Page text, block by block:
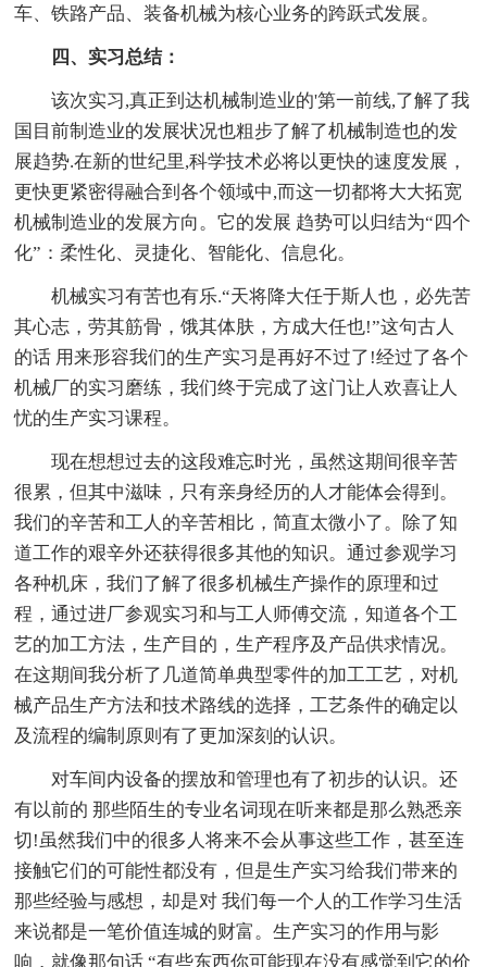
车、铁路产品、装备机械为核心业务的跨跃式发展。
四、实习总结：
该次实习,真正到达机械制造业的'第一前线,了解了我
国目前制造业的发展状况也粗步了解了机械制造也的发
展趋势.在新的世纪里,科学技术必将以更快的速度发展，
更快更紧密得融合到各个领域中,而这一切都将大大拓宽
机械制造业的发展方向。它的发展 趋势可以归结为“四个
化”：柔性化、灵捷化、智能化、信息化。
机械实习有苦也有乐.“天将降大任于斯人也，必先苦
其心志，劳其筋骨，饿其体肤，方成大任也!”这句古人
的话 用来形容我们的生产实习是再好不过了!经过了各个
机械厂的实习磨练，我们终于完成了这门让人欢喜让人
忧的生产实习课程。
现在想想过去的这段难忘时光，虽然这期间很辛苦
很累，但其中滋味，只有亲身经历的人才能体会得到。
我们的辛苦和工人的辛苦相比，简直太微小了。除了知
道工作的艰辛外还获得很多其他的知识。通过参观学习
各种机床，我们了解了很多机械生产操作的原理和过
程，通过进厂参观实习和与工人师傅交流，知道各个工
艺的加工方法，生产目的，生产程序及产品供求情况。
在这期间我分析了几道简单典型零件的加工工艺，对机
械产品生产方法和技术路线的选择，工艺条件的确定以
及流程的编制原则有了更加深刻的认识。
对车间内设备的摆放和管理也有了初步的认识。还
有以前的 那些陌生的专业名词现在听来都是那么熟悉亲
切!虽然我们中的很多人将来不会从事这些工作，甚至连
接触它们的可能性都没有，但是生产实习给我们带来的
那些经验与感想，却是对 我们每一个人的工作学习生活
来说都是一笔价值连城的财富。生产实习的作用与影
响，就像那句话 “有些东西你可能现在没有感觉到它的价